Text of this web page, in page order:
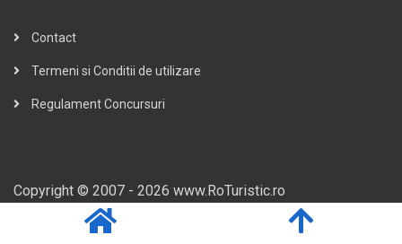
Contact
Termeni si Conditii de utilizare
Regulament Concursuri
Copyright © 2007 - 2026 www.RoTuristic.ro
Created by CTmedia.eu
Versiunea de PHP este: 7.4.33